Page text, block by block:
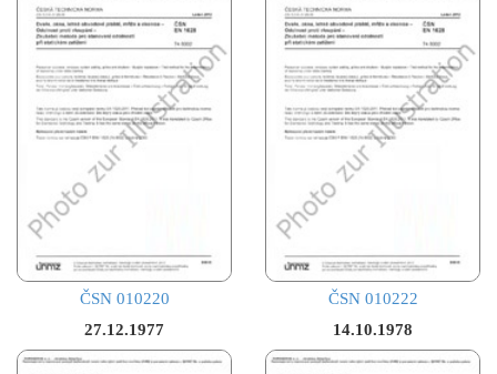
ČSN 010220
27.12.1977
ČSN 010222
14.10.1978